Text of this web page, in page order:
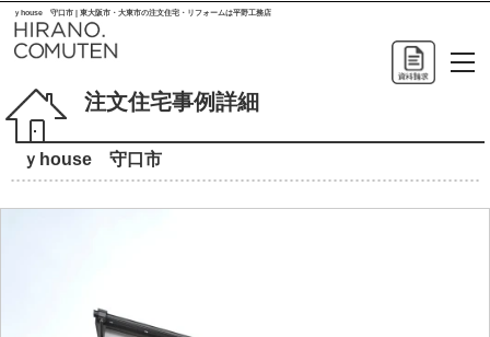
ｙhouse 守口市 | 東大阪市・大東市の注文住宅・リフォームは平野工務店
注文住宅事例詳細
ｙhouse 守口市